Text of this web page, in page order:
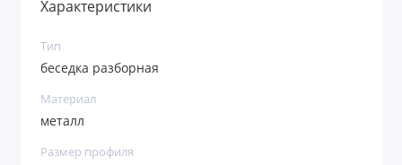
Характеристики
Тип
беседка разборная
Материал
металл
Размер профиля